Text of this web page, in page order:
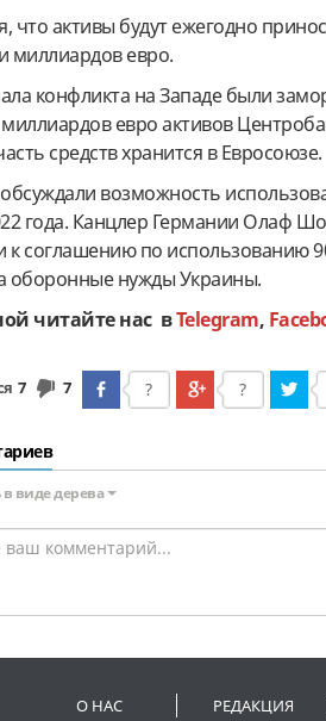
что активы будут ежегодно
миллиардов евро.
конфликта на Западе были
евро активов
средств хранится в Евросоюзе.
возможность
года. Канцлер Германии Олаф
к соглашению по использованию
оборонные нужды Украины.
читайте нас вTelegram,
7 7 ? ?
виде дерева
О НАС РЕДАКЦИЯ